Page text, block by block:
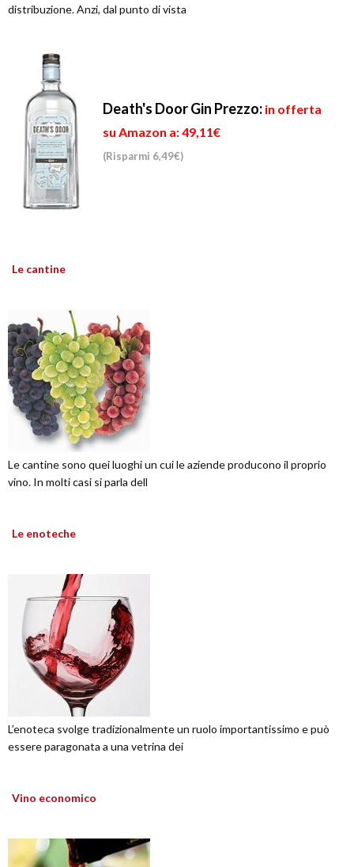
distribuzione. Anzi, dal punto di vista
Death's Door Gin Prezzo: in offerta
su Amazon a: 49,11€
(Risparmi 6,49€)
Le cantine
Le cantine sono quei luoghi un cui le aziende producono il proprio
vino. In molti casi si parla dell
Le enoteche
L’enoteca svolge tradizionalmente un ruolo importantissimo e può
essere paragonata a una vetrina dei
Vino economico